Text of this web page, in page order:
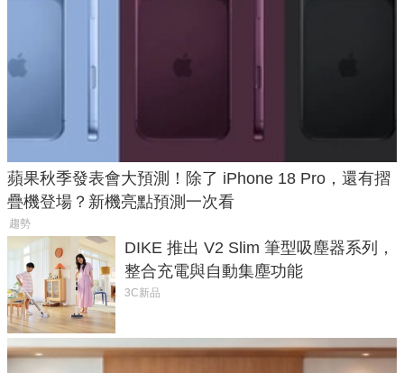
蘋果秋季發表會大預測！除了 iPhone 18 Pro，還有摺
疊機登場？新機亮點預測一次看
趨勢
DIKE 推出 V2 Slim 筆型吸塵器系列，
整合充電與自動集塵功能
3C新品